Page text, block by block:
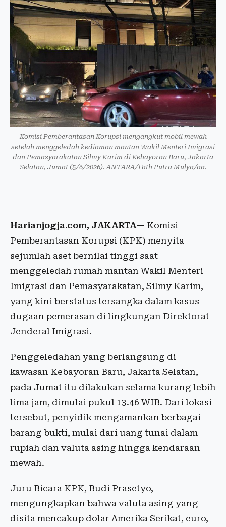
Komisi Pemberantasan Korupsi mengangkut mobil mewah
setelah menggeledah kediaman mantan Wakil Menteri Imigrasi
dan Pemasyarakatan Silmy Karim di Kebayoran Baru, Jakarta
Selatan, Jumat (5/6/2026). ANTARA/Fath Putra Mulya/aa.
Harianjogja.com, JAKARTA— Komisi
Pemberantasan Korupsi (KPK) menyita
sejumlah aset bernilai tinggi saat
menggeledah rumah mantan Wakil Menteri
Imigrasi dan Pemasyarakatan, Silmy Karim,
yang kini berstatus tersangka dalam kasus
dugaan pemerasan di lingkungan Direktorat
Jenderal Imigrasi.
Penggeledahan yang berlangsung di
kawasan Kebayoran Baru, Jakarta Selatan,
pada Jumat itu dilakukan selama kurang lebih
lima jam, dimulai pukul 13.46 WIB. Dari lokasi
tersebut, penyidik mengamankan berbagai
barang bukti, mulai dari uang tunai dalam
rupiah dan valuta asing hingga kendaraan
mewah.
Juru Bicara KPK, Budi Prasetyo,
mengungkapkan bahwa valuta asing yang
disita mencakup dolar Amerika Serikat, euro,